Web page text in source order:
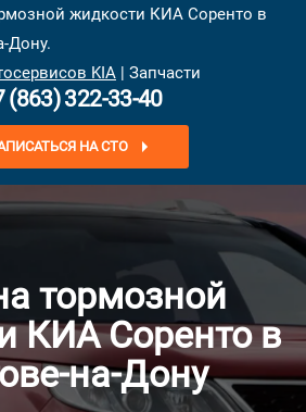
жидкости КИА Соренто в
Дону.
KIA | Запчасти
(863) 322-33-40
НА СТО
тормозной
КИА Соренто в
на-Дону